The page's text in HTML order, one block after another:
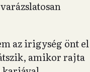
az irigység önt el
amikor rajta